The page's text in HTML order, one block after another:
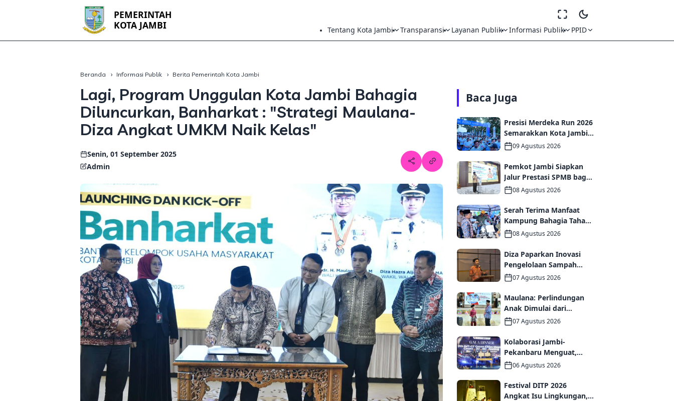
PEMERINTAH
KOTA JAMBI
Tentang Kota Jambi Transparansi Layanan Publik Informasi Publik PPID
Beranda Informasi Publik Berita Pemerintah Kota Jambi
Lagi, Program Unggulan Kota Jambi Bahagia
Diluncurkan, Banharkat : "Strategi Maulana-
Diza Angkat UMKM Naik Kelas"
Senin, 01 September 2025
Admin
Baca Juga
Presisi Merdeka Run 2026
Semarakkan Kota Jambi,
8.750 Pelari Dorong Sport
Tourism dan Ekonomi
Daerah
09 Agustus 2026
Pemkot Jambi Siapkan
Jalur Prestasi SPMB bagi
Siswa Pramuka
08 Agustus 2026
Serah Terima Manfaat
Kampung Bahagia Tahap
I, Pemkot Jambi
Targetkan Potensi
Pengembangan
Kampung Wisata
08 Agustus 2026
Diza Paparkan Inovasi
Pengelolaan Sampah
Kota Jambi di Forum
Kolaborasi Menuju Kota
Berkelanjutan
07 Agustus 2026
Maulana: Perlindungan
Anak Dimulai dari
Keluarga hingga Ruang
Publik yang Ramah
07 Agustus 2026
Kolaborasi Jambi-
Pekanbaru Menguat,
MoU dan PKS
Dinner GCMC IMT-GT ke-9
Tahun 2026
06 Agustus 2026
Festival DITP 2026
Angkat Isu Lingkungan,